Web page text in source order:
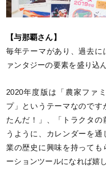
【与那覇さん】
毎年テーマがあり、過去に
ァンタジーの要素を盛り込
2020年度版は「農家ファ
プ」というテーマなので
たんだ！」、「トラクタ
うように、カレンダーを
業の歴史に興味を持っても
ーションツールになれば嬉